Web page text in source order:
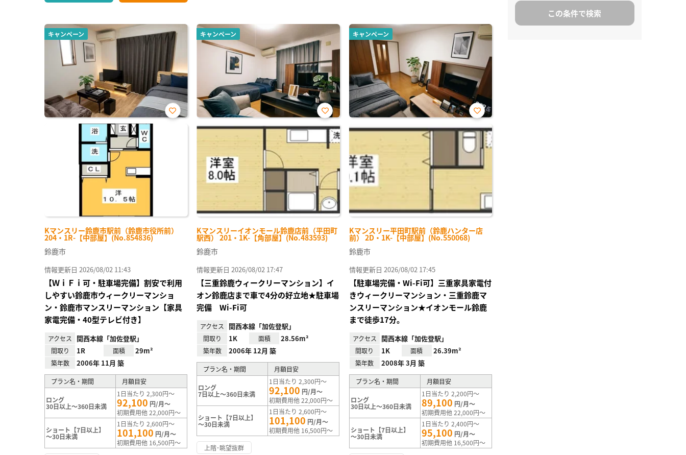
キャンペーン
Kマンスリー鈴鹿市駅前（鈴鹿市役所前）
204・1R-【中部屋】(No.854836)
お気
鈴鹿市
情報更新日 2026/08/02 11:43
【ＷｉＦｉ可・駐車場完備】割安で利用
しやすい鈴鹿市ウィークリーマンショ
ン・鈴鹿市マンスリーマンション【家具
家電完備・40型テレビ付き】
アクセス 関西本線「加佐登駅」
間取り 1R 面積 29m²
築年数 2006年 11月 築
プラン名・期間 月額目安
ロング
30日以上～360日未満
1日当たり 2,300円～
92,100 円/月～
初期費用他 22,000円～
ショート【7日以上】
～30日未満
1日当たり 2,600円～
101,100 円/月～
初期費用他 16,500円～
キャンペーン
Kマンスリーイオンモール鈴鹿店前（平田町
駅西） 201・1K-【角部屋】(No.483593)
お気
に入
り登
録
鈴鹿市
情報更新日 2026/08/02 17:47
【三重鈴鹿ウィークリーマンション】イ
オン鈴鹿店まで車で4分の好立地★駐車場
完備 Wi-Fi可
アクセス 関西本線「加佐登駅」
間取り 1K 面積 28.56m²
築年数 2006年 12月 築
プラン名・期間 月額目安
ロング
7日以上～360日未満
1日当たり 2,300円～
92,100 円/月～
初期費用他 22,000円～
ショート【7日以上】
～30日未満
1日当たり 2,600円～
101,100 円/月～
初期費用他 16,500円～
上階･眺望抜群
キャンペーン
Kマンスリー平田町駅前（鈴鹿ハンター店
前） 2D・1K-【中部屋】(No.550068)
お気
に入
り登
鈴鹿市
情報更新日 2026/08/02 17:45
【駐車場完備・Wi-Fi可】三重家具家電付
きウィークリーマンション・三重鈴鹿マ
ンスリーマンション★イオンモール鈴鹿
まで徒歩17分。
アクセス 関西本線「加佐登駅」
間取り 1K 面積 26.39m²
築年数 2008年 3月 築
プラン名・期間 月額目安
ロング
30日以上～360日未満
1日当たり 2,200円～
89,100 円/月～
初期費用他 22,000円～
ショート【7日以上】
～30日未満
1日当たり 2,400円～
95,100 円/月～
初期費用他 16,500円～